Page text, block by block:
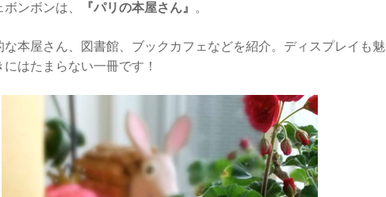
ンボンは、 『パリの本屋さん』 。
な本屋さん、図書館、ブックカフェなどを紹介。ディスプレイも魅
はたまらない一冊です！